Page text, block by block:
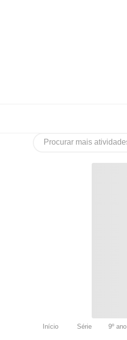
Início Série 9º ano